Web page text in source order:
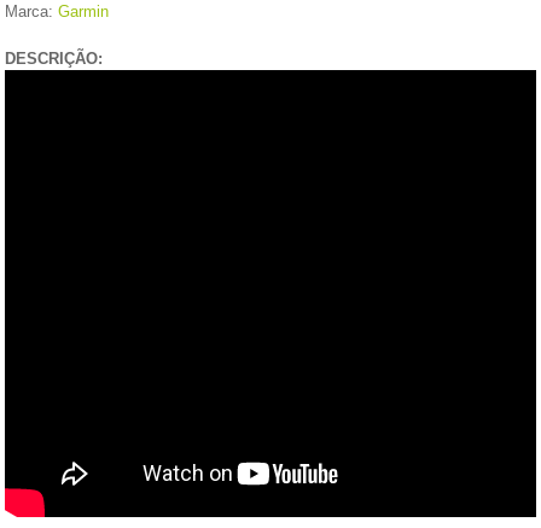
Marca:Garmin
DESCRIÇÃO: